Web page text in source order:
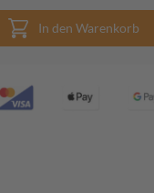
In den Warenkorb